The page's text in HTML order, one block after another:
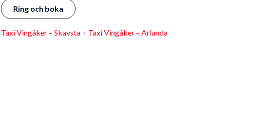
Ring och boka
Taxi Vingåker – Skavsta · Taxi Vingåker – Arlanda